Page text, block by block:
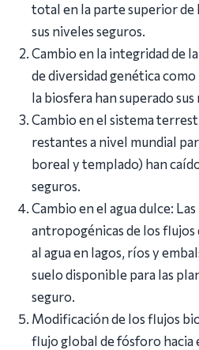
total en la parte superior de
sus niveles seguros.
Cambio en la integridad de
de diversidad genética
la biosfera han superado
Cambio en el sistema
restantes a nivel mundial
boreal y templado) han
seguros.
Cambio en el agua dulce:
antropogénicas de los
al agua en lagos, ríos y
suelo disponible para las
seguro.
Modificación de los flujos
flujo global de fósforo hacia